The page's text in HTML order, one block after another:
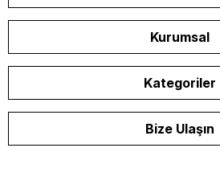
Kurumsal
Kategoriler
Bize Ulaşın